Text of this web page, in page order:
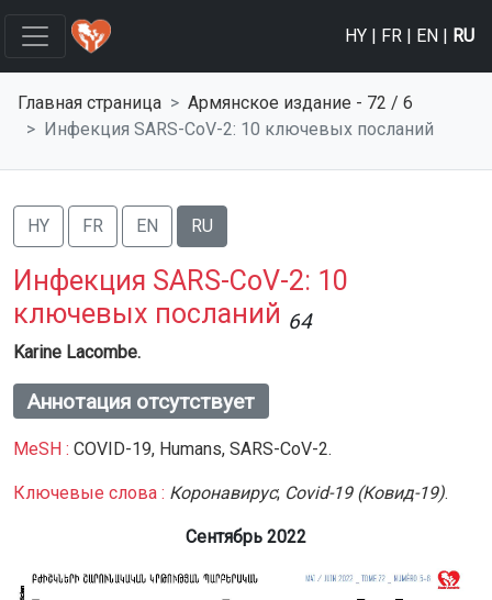
HY | FR | EN | RU
Главная страница
Армянское издание - 72 / 6
Инфекция SARS-CoV-2: 10 ключевых посланий
HY FR EN RU
Инфекция SARS-CoV-2: 10
ключевых посланий 64
Karine Lacombe.
Аннотация отсутствует
MeSH : COVID-19, Humans, SARS-CoV-2.
Ключевые слова : Коронавирус; Covid-19 (Ковид-19).
Сентябрь 2022